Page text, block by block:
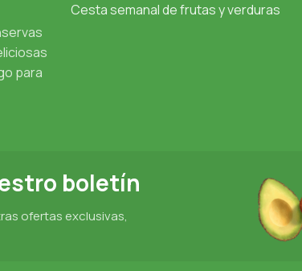
para
Cesta semanal de frutas y verduras
boletín
ofertas exclusivas,